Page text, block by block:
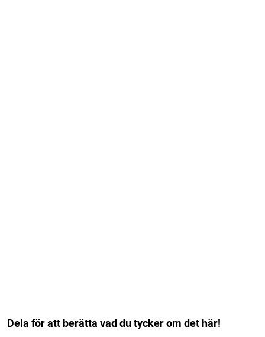
Dela för att berätta vad du tycker om det här!